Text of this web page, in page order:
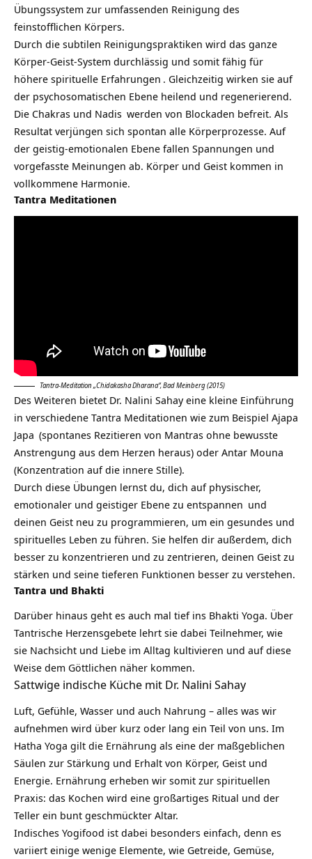
Übungssystem zur umfassenden Reinigung des
feinstofflichen Körpers.
Durch die subtilen Reinigungspraktiken wird das ganze
Körper-Geist-System durchlässig und somit fähig für
höhere spirituelle Erfahrungen . Gleichzeitig wirken sie auf
der psychosomatischen Ebene heilend und regenerierend.
Die Chakras und Nadis werden von Blockaden befreit. Als
Resultat verjüngen sich spontan alle Körperprozesse. Auf
der geistig-emotionalen Ebene fallen Spannungen und
vorgefasste Meinungen ab. Körper und Geist kommen in
vollkommene Harmonie.
Tantra Meditationen
Tantra-Meditation „Chidakasha Dharana“, Bad Meinberg (2015)
Des Weiteren bietet Dr. Nalini Sahay eine kleine Einführung
in verschiedene Tantra Meditationen wie zum Beispiel Ajapa
Japa (spontanes Rezitieren von Mantras ohne bewusste
Anstrengung aus dem Herzen heraus) oder Antar Mouna
(Konzentration auf die innere Stille).
Durch diese Übungen lernst du, dich auf physischer,
emotionaler und geistiger Ebene zu entspannen und
deinen Geist neu zu programmieren, um ein gesundes und
spirituelles Leben zu führen. Sie helfen dir außerdem, dich
besser zu konzentrieren und zu zentrieren, deinen Geist zu
stärken und seine tieferen Funktionen besser zu verstehen.
Tantra und Bhakti
Darüber hinaus geht es auch mal tief ins Bhakti Yoga. Über
Tantrische Herzensgebete lehrt sie dabei Teilnehmer, wie
sie Nachsicht und Liebe im Alltag kultivieren und auf diese
Weise dem Göttlichen näher kommen.
Sattwige indische Küche mit Dr. Nalini Sahay
Luft, Gefühle, Wasser und auch Nahrung – alles was wir
aufnehmen wird über kurz oder lang ein Teil von uns. Im
Hatha Yoga gilt die Ernährung als eine der maßgeblichen
Säulen zur Stärkung und Erhalt von Körper, Geist und
Energie. Ernährung erheben wir somit zur spirituellen
Praxis: das Kochen wird eine großartiges Ritual und der
Teller ein bunt geschmückter Altar.
Indisches Yogifood ist dabei besonders einfach, denn es
variiert einige wenige Elemente, wie Getreide, Gemüse,